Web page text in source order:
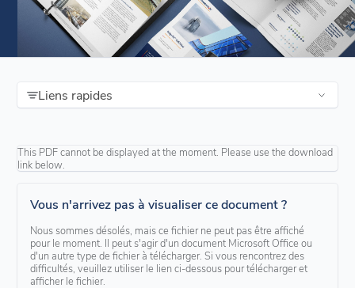
Liens rapides
This PDF cannot be displayed at the moment. Please use the download
link below.
Vous n'arrivez pas à visualiser ce document ?
Nous sommes désolés, mais ce fichier ne peut pas être affiché
pour le moment. Il peut s'agir d'un document Microsoft Office ou
d'un autre type de fichier à télécharger. Si vous rencontrez des
difficultés, veuillez utiliser le lien ci-dessous pour télécharger et
afficher le fichier.